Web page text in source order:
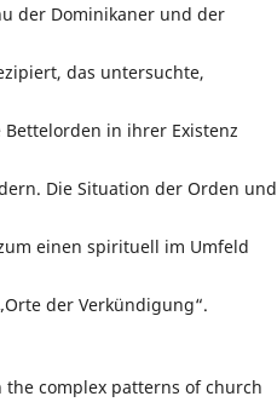
der Dominikaner und der
das untersuchte,
in ihrer Existenz
Die Situation der Orden und
einen spirituell im Umfeld
der Verkündigung“.
complex patterns of church